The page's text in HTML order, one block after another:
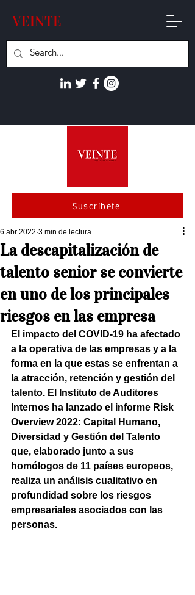
VEINTE
Suscríbete
La descapitalización de
talento senior se convierte
en uno de los principales
riesgos en las empresa
6 abr 2022 3 min de lectura
El impacto del COVID-19 ha afectado
a la operativa de las empresas y a la
forma en la que estas se enfrentan a
la atracción, retención y gestión del
talento. El Instituto de Auditores
Internos ha lanzado el informe Risk
Overview 2022: Capital Humano,
Diversidad y Gestión del Talento
que, elaborado junto a sus
homólogos de 11 países europeos,
realiza un análisis cualitativo en
profundidad sobre los riesgos
empresariales asociados con las
personas.